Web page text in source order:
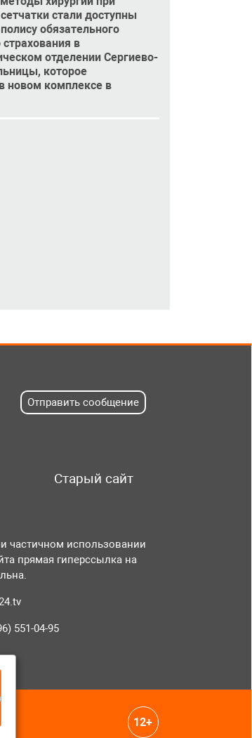
стали доступны
обязательного
в
отделении Сергиево-
которое
новом комплексе в
Отправить сообщение
Старый сайт
частичном использовании
прямая гиперссылка на
551-04-95
12+